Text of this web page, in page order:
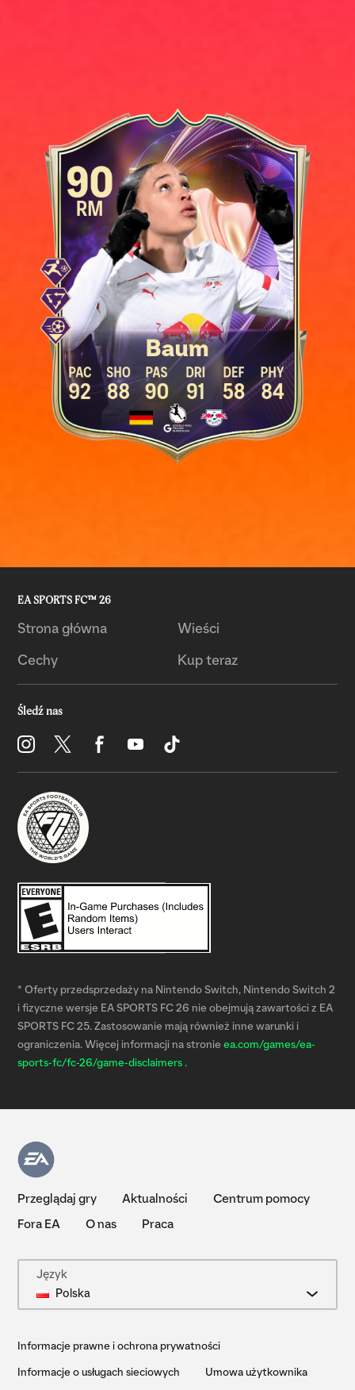
* Oferty przedsprzedaży na Nintendo Switch, Nintendo Switch 2
i fizyczne wersje EA SPORTS FC 26 nie obejmują zawartości z EA
SPORTS FC 25. Zastosowanie mają również inne warunki i
ograniczenia. Więcej informacji na stronie ea.com/games/ea-
sports-fc/fc-26/game-disclaimers .